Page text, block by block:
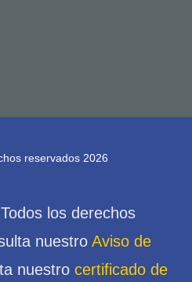
reservados 2026
los derechos
nuestro Aviso de
nuestro certificado de